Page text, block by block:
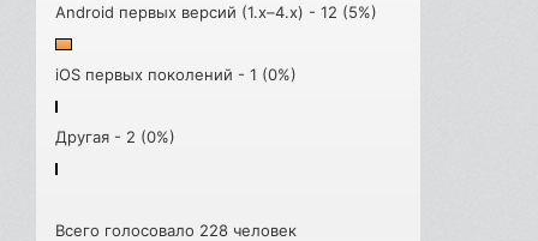
Android первых версий (1.x–4.x) - 12 (5%)
iOS первых поколений - 1 (0%)
Другая - 2 (0%)
Всего голосовало 228 человек